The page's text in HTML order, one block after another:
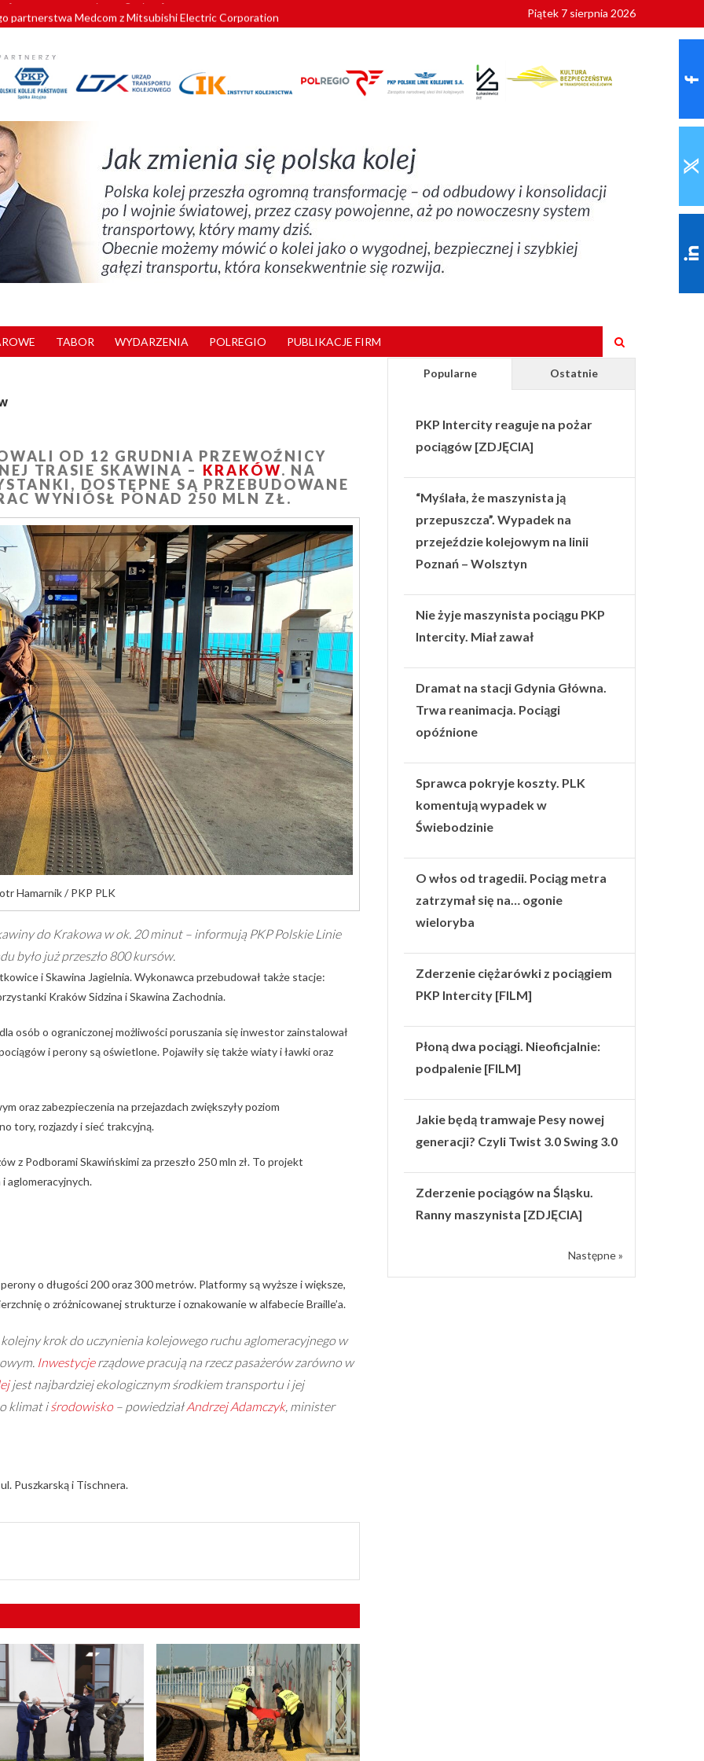
partnerstwa Medcom z Mitsubishi Electric Corporation
znów szuka dostawcy nowych EZT
kolejowych w północnej Wielkopolsce. Łatwiejsze dojazdy do pracy i szkoły
nowe standardy kategoryzacji dworców
Piątek 7 sierpnia 2026
TABOR WYDARZENIA POLREGIO PUBLIKACJE FIRM
OD 12 GRUDNIA PRZEWOŹNICY
TRASIE SKAWINA – KRAKÓW. NA
DOSTĘPNE SĄ PRZEBUDOWANE
WYNIÓSŁ PONAD 250 MLN ZŁ.
Hamarnik / PKP PLK
do Krakowa w ok. 20 minut – informują PKP Polskie Linie
było już przeszło 800 kursów.
i Skawina Jagielnia. Wykonawca przebudował także stacje:
Kraków Sidzina i Skawina Zachodnia.
osób o ograniczonej możliwości poruszania się inwestor zainstalował
i perony są oświetlone. Pojawiły się także wiaty i ławki oraz
oraz zabezpieczenia na przejazdach zwiększyły poziom
tory, rozjazdy i sieć trakcyjną.
z Podborami Skawińskimi za przeszło 250 mln zł. To projekt
aglomeracyjnych.
o długości 200 oraz 300 metrów. Platformy są wyższe i większe,
o zróżnicowanej strukturze i oznakowanie w alfabecie Braille’a.
krok do uczynienia kolejowego ruchu aglomeracyjnego w
Inwestycjerządowe pracują na rzecz pasażerów zarówno w
jest najbardziej ekologicznym środkiem transportu i jej
klimat iśrodowisko– powiedziałAndrzej Adamczyk, minister
Puszkarską i Tischnera.
Popularne Ostatnie
PKP Intercity reaguje na pożar
pociągów [ZDJĘCIA]
“Myślała, że maszynista ją
przepuszcza”. Wypadek na
przejeździe kolejowym na linii
Poznań – Wolsztyn
Nie żyje maszynista pociągu PKP
Intercity. Miał zawał
Dramat na stacji Gdynia Główna.
Trwa reanimacja. Pociągi
opóźnione
Sprawca pokryje koszty. PLK
komentują wypadek w
Świebodzinie
O włos od tragedii. Pociąg metra
zatrzymał się na… ogonie
wieloryba
Zderzenie ciężarówki z pociągiem
PKP Intercity [FILM]
Płoną dwa pociągi. Nieoficjalnie:
podpalenie [FILM]
Jakie będą tramwaje Pesy nowej
generacji? Czyli Twist 3.0 Swing 3.0
Zderzenie pociągów na Śląsku.
Ranny maszynista [ZDJĘCIA]
Następne »